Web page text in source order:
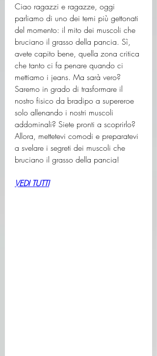
Ciao ragazzi e ragazze, oggi
parliamo di uno dei temi più gettonati
del momento: il mito dei muscoli che
bruciano il grasso della pancia. Sì,
avete capito bene, quella zona critica
che tanto ci fa penare quando ci
mettiamo i jeans. Ma sarà vero?
Saremo in grado di trasformare il
nostro fisico da bradipo a supereroe
solo allenando i nostri muscoli
addominali? Siete pronti a scoprirlo?
Allora, mettetevi comodi e preparatevi
a svelare i segreti dei muscoli che
bruciano il grasso della pancia!
VEDI TUTTI